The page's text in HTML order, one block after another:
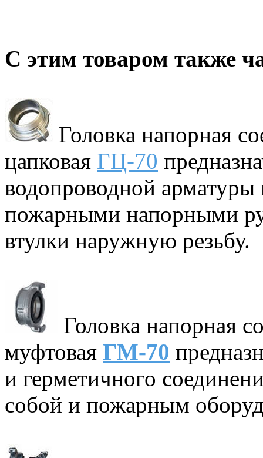
С этим товаром также
Головка напорная
цапковая ГЦ-70
водопроводной арматуры
пожарными напорными
втулки наружную резьбу.
Головка напорная
муфтовая ГМ-70
и герметичного
собой и пожарным